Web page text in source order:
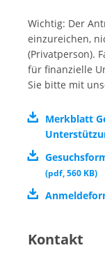
Wichtig: Der
einzureichen,
(Privatperson).
für finanzielle
Sie bitte mit
Merkblatt
(pdf,560 KB)
Kontakt